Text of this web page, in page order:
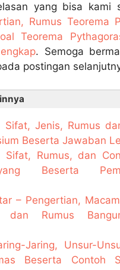
yang bisa kami
Rumus Teorema
Teorema
. Semoga
postingan
Sifat, Jenis, Rumus
Beserta Jawaban
Sifat, Rumus, dan
Beserta
– Pengertian,
dan Rumus
Jaring, Unsur-
Beserta Contoh